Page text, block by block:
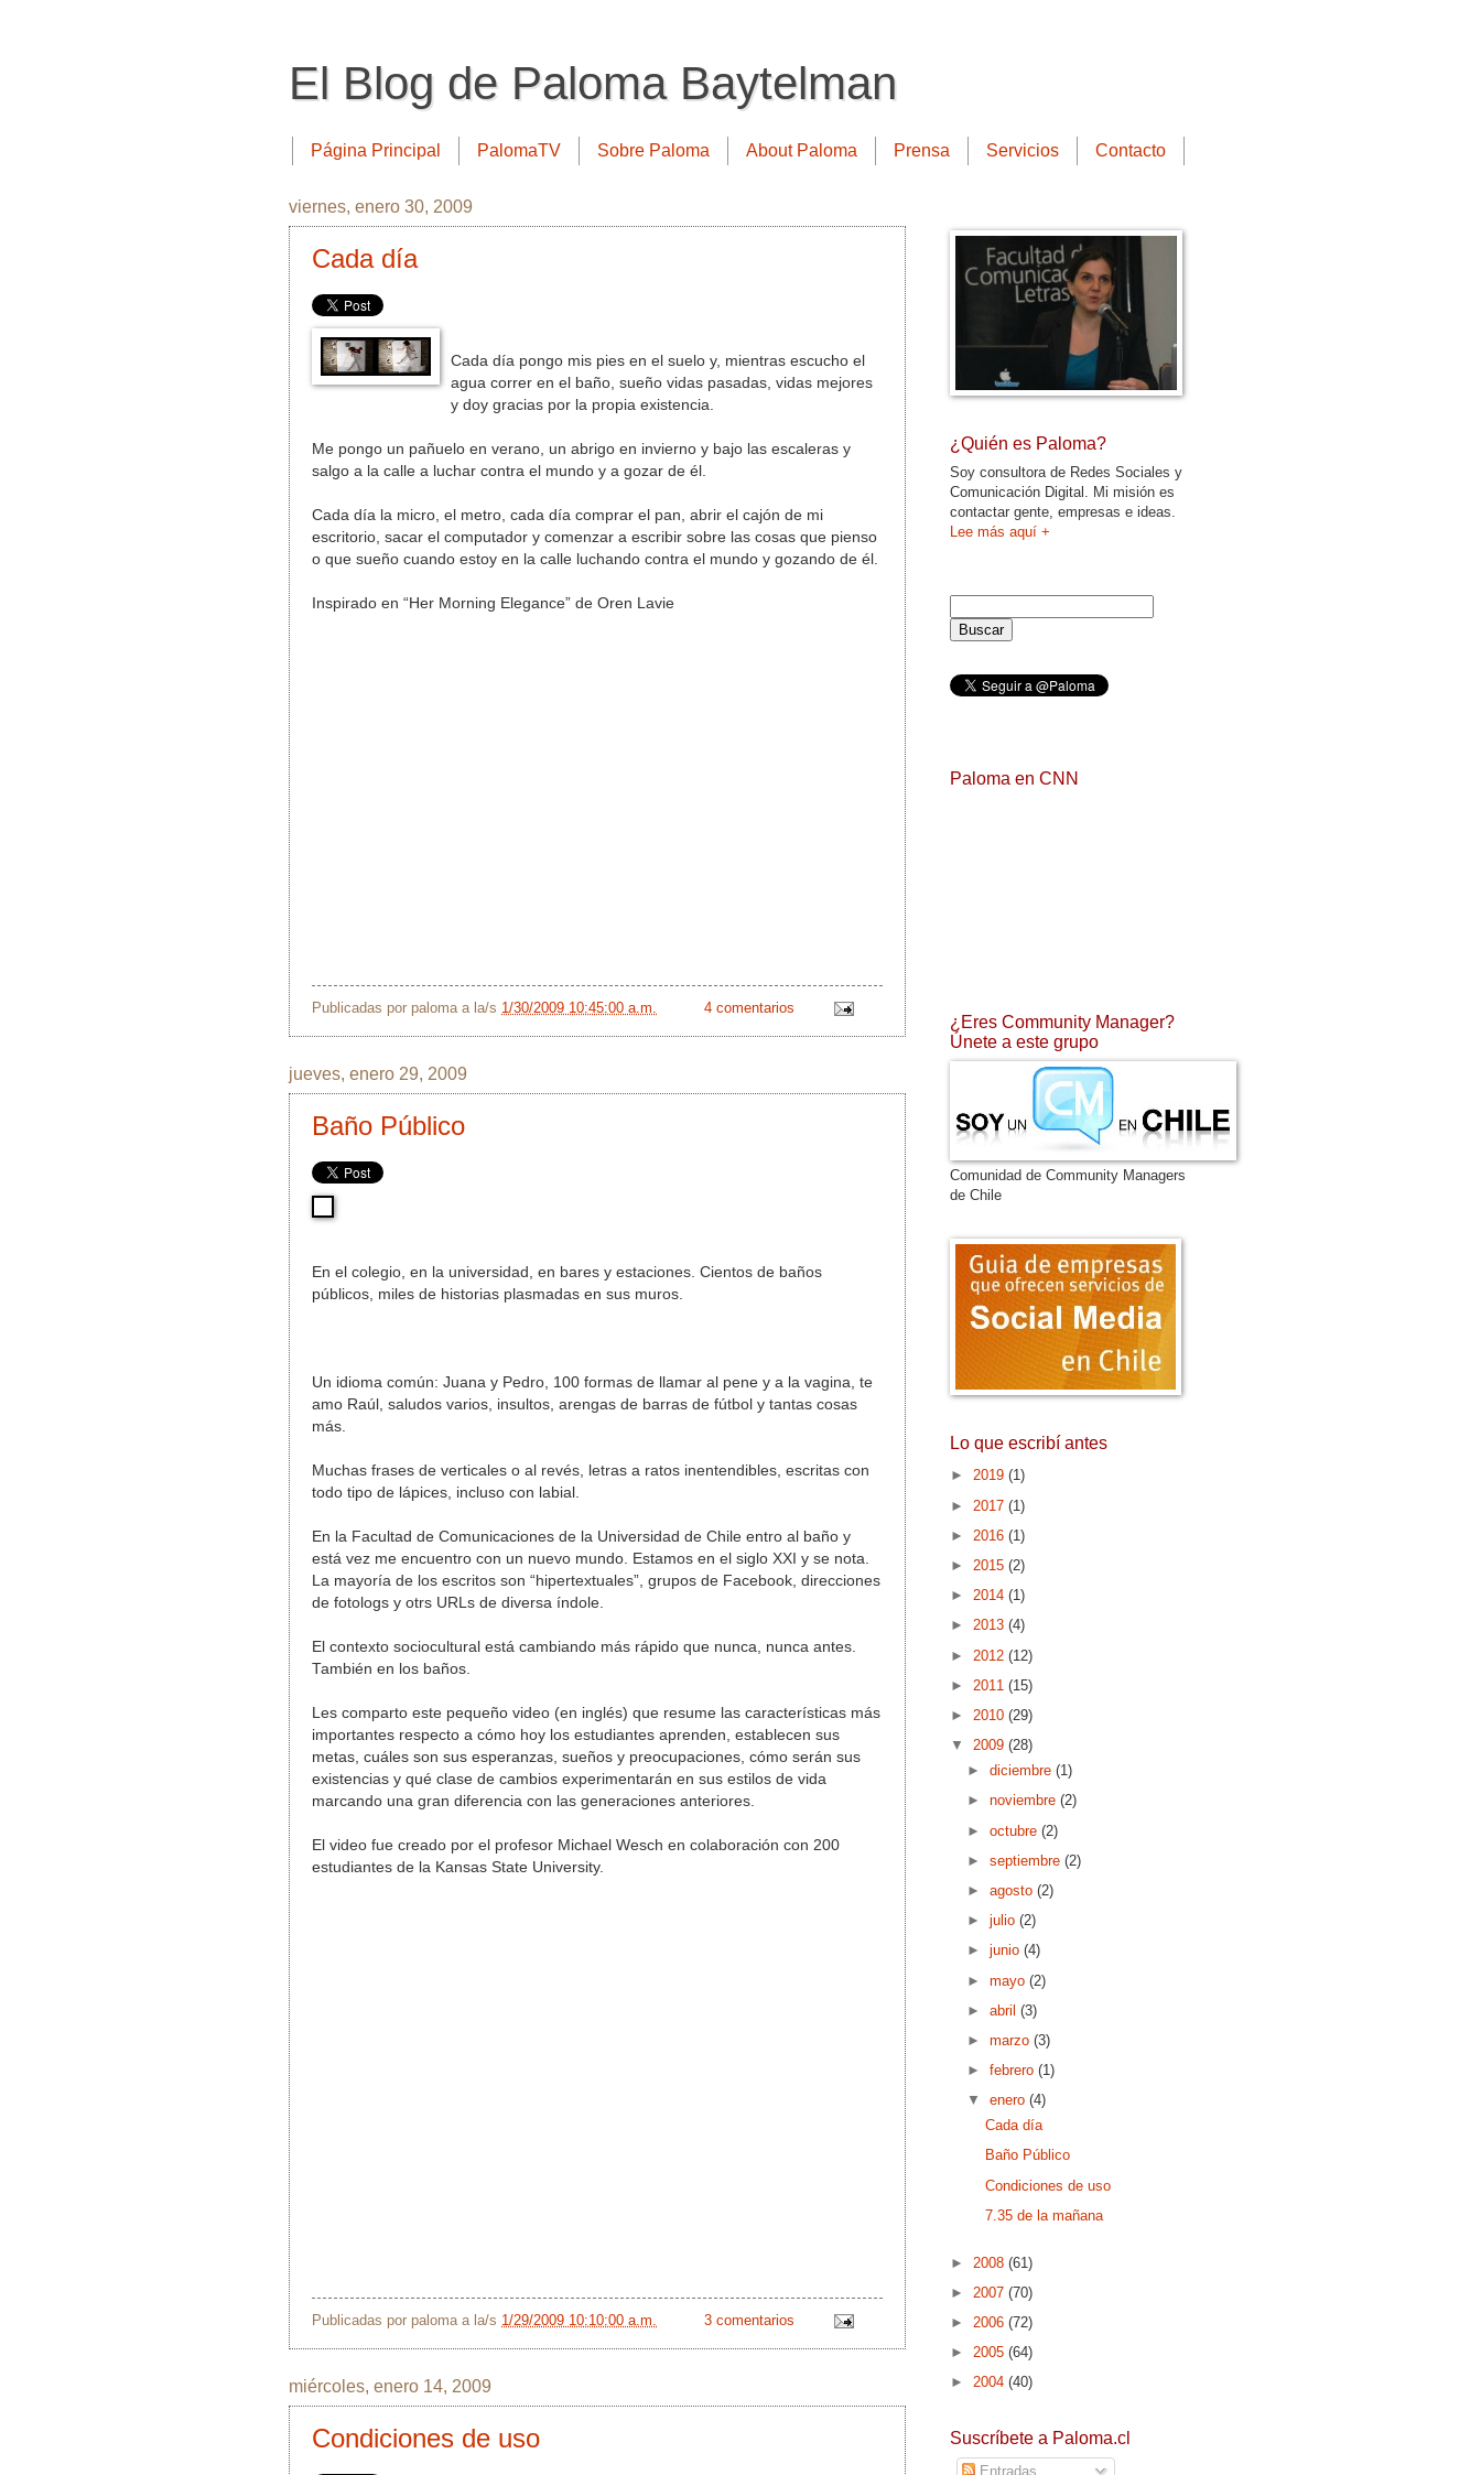
El Blog de Paloma Baytelman
Página Principal PalomaTV Sobre Paloma About Paloma Prensa Servicios Contacto
viernes, enero 30, 2009
Cada día
Cada día pongo mis pies en el suelo y, mientras escucho el
agua correr en el baño, sueño vidas pasadas, vidas mejores
y doy gracias por la propia existencia.
Me pongo un pañuelo en verano, un abrigo en invierno y bajo las escaleras y
salgo a la calle a luchar contra el mundo y a gozar de él.
Cada día la micro, el metro, cada día comprar el pan, abrir el cajón de mi
escritorio, sacar el computador y comenzar a escribir sobre las cosas que pienso
o que sueño cuando estoy en la calle luchando contra el mundo y gozando de él.
Inspirado en “Her Morning Elegance” de Oren Lavie
Publicadas por paloma a la/s 1/30/2009 10:45:00 a.m. 4 comentarios
jueves, enero 29, 2009
Baño Público
En el colegio, en la universidad, en bares y estaciones. Cientos de baños
públicos, miles de historias plasmadas en sus muros.
Un idioma común: Juana y Pedro, 100 formas de llamar al pene y a la vagina, te
amo Raúl, saludos varios, insultos, arengas de barras de fútbol y tantas cosas
más.
Muchas frases de verticales o al revés, letras a ratos inentendibles, escritas con
todo tipo de lápices, incluso con labial.
En la Facultad de Comunicaciones de la Universidad de Chile entro al baño y
está vez me encuentro con un nuevo mundo. Estamos en el siglo XXI y se nota.
La mayoría de los escritos son “hipertextuales”, grupos de Facebook, direcciones
de fotologs y otrs URLs de diversa índole.
El contexto sociocultural está cambiando más rápido que nunca, nunca antes.
También en los baños.
Les comparto este pequeño video (en inglés) que resume las características más
importantes respecto a cómo hoy los estudiantes aprenden, establecen sus
metas, cuáles son sus esperanzas, sueños y preocupaciones, cómo serán sus
existencias y qué clase de cambios experimentarán en sus estilos de vida
marcando una gran diferencia con las generaciones anteriores.
El video fue creado por el profesor Michael Wesch en colaboración con 200
estudiantes de la Kansas State University.
Publicadas por paloma a la/s 1/29/2009 10:10:00 a.m. 3 comentarios
miércoles, enero 14, 2009
Condiciones de uso
¿Quién es Paloma?
Soy consultora de Redes Sociales y
Comunicación Digital. Mi misión es
contactar gente, empresas e ideas.
Lee más aquí +
Paloma en CNN
¿Eres Community Manager?
Únete a este grupo
Comunidad de Community Managers
de Chile
Lo que escribí antes
► 2019 (1)
► 2017 (1)
► 2016 (1)
► 2015 (2)
► 2014 (1)
► 2013 (4)
► 2012 (12)
► 2011 (15)
► 2010 (29)
▼ 2009 (28)
►diciembre(1)
►noviembre(2)
►octubre(2)
►septiembre(2)
►agosto(2)
►julio(2)
►junio(4)
►mayo(2)
►abril(3)
►marzo(3)
►febrero(1)
▼enero(4)
Cada día
Baño Público
Condiciones de uso
7.35 de la mañana
► 2008 (61)
► 2007 (70)
► 2006 (72)
► 2005 (64)
► 2004 (40)
Suscríbete a Paloma.cl
Entradas